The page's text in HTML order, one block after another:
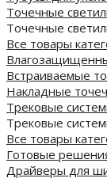
Точечные
Точечные
Все товары
Встраиваемые
Накладные
Трековые
Трековые
Все товары
Готовые
Драйверы для